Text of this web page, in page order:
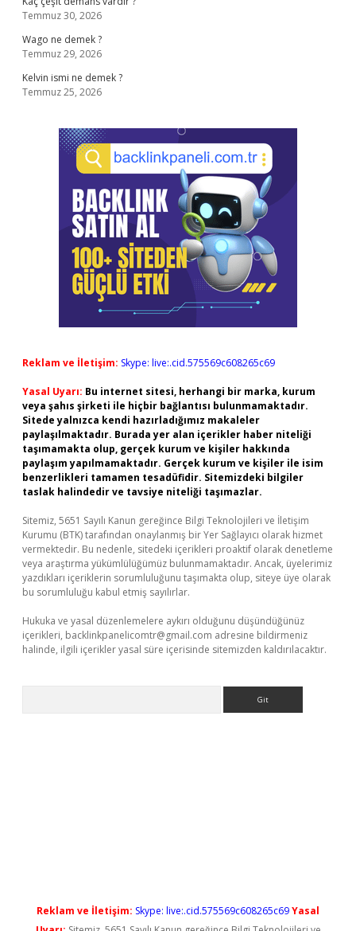
Temmuz 30, 2026
Wago ne demek ?
Temmuz 29, 2026
Kelvin ismi ne demek ?
Temmuz 25, 2026
Reklam ve İletişim: Skype: live:.cid.575569c608265c69
Yasal Uyarı: Bu internet sitesi, herhangi bir marka, kurum
veya şahıs şirketi ile hiçbir bağlantısı bulunmamaktadır.
Sitede yalnızca kendi hazırladığımız makaleler
paylaşılmaktadır. Burada yer alan içerikler haber niteliği
taşımamakta olup, gerçek kurum ve kişiler hakkında
paylaşım yapılmamaktadır. Gerçek kurum ve kişiler ile isim
benzerlikleri tamamen tesadüfidir. Sitemizdeki bilgiler
taslak halindedir ve tavsiye niteliği taşımazlar.
Sitemiz, 5651 Sayılı Kanun gereğince Bilgi Teknolojileri ve İletişim
Kurumu (BTK) tarafından onaylanmış bir Yer Sağlayıcı olarak hizmet
vermektedir. Bu nedenle, sitedeki içerikleri proaktif olarak denetleme
veya araştırma yükümlülüğümüz bulunmamaktadır. Ancak, üyelerimiz
yazdıkları içeriklerin sorumluluğunu taşımakta olup, siteye üye olarak
bu sorumluluğu kabul etmiş sayılırlar.
Hukuka ve yasal düzenlemelere aykırı olduğunu düşündüğünüz
içerikleri, backlinkpanelicomtr@gmail.com adresine bildirmeniz
halinde, ilgili içerikler yasal süre içerisinde sitemizden kaldırılacaktır.
Reklam ve İletişim: Skype: live:.cid.575569c608265c69Yasal